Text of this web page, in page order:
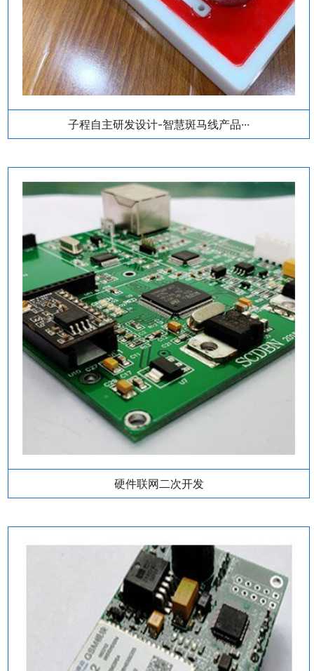
子程自主研发设计-智慧斑马线产品···
硬件联网二次开发